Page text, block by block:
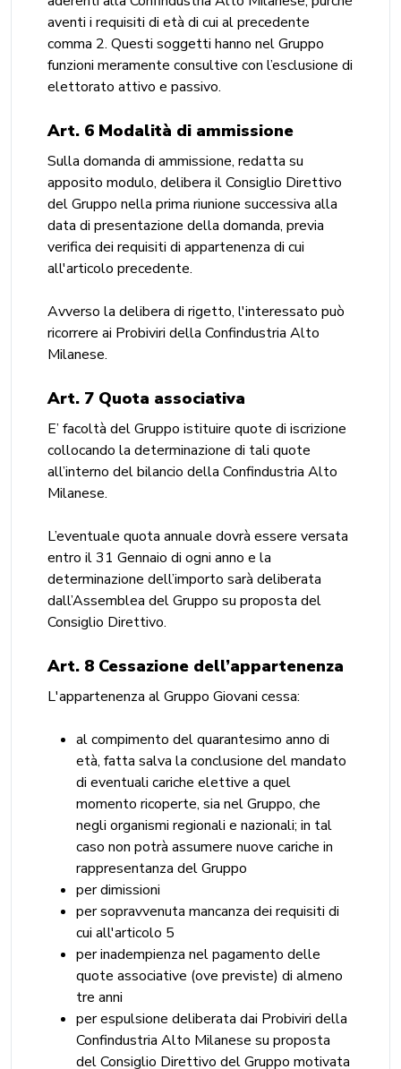
aventi i requisiti di età di cui al precedente
comma 2. Questi soggetti hanno nel Gruppo
funzioni meramente consultive con l’esclusione di
elettorato attivo e passivo.
Art. 6 Modalità di ammissione
Sulla domanda di ammissione, redatta su
apposito modulo, delibera il Consiglio Direttivo
del Gruppo nella prima riunione successiva alla
data di presentazione della domanda, previa
verifica dei requisiti di appartenenza di cui
all'articolo precedente.
Avverso la delibera di rigetto, l'interessato può
ricorrere ai Probiviri della Confindustria Alto
Milanese.
Art. 7 Quota associativa
E’ facoltà del Gruppo istituire quote di iscrizione
collocando la determinazione di tali quote
all’interno del bilancio della Confindustria Alto
Milanese.
L’eventuale quota annuale dovrà essere versata
entro il 31 Gennaio di ogni anno e la
determinazione dell’importo sarà deliberata
dall’Assemblea del Gruppo su proposta del
Consiglio Direttivo.
Art. 8 Cessazione dell’appartenenza
L'appartenenza al Gruppo Giovani cessa:
al compimento del quarantesimo anno di
età, fatta salva la conclusione del mandato
di eventuali cariche elettive a quel
momento ricoperte, sia nel Gruppo, che
negli organismi regionali e nazionali; in tal
caso non potrà assumere nuove cariche in
rappresentanza del Gruppo
per dimissioni
per sopravvenuta mancanza dei requisiti di
cui all'articolo 5
per inadempienza nel pagamento delle
quote associative (ove previste) di almeno
tre anni
per espulsione deliberata dai Probiviri della
Confindustria Alto Milanese su proposta
del Consiglio Direttivo del Gruppo motivata